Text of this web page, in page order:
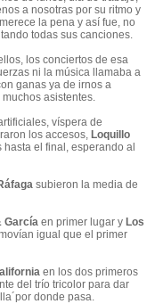
a nosotras por su ritmo y
la pena y así fue, no
todas sus canciones.
los conciertos de esa
ni la música llamaba a
ganas ya de irnos a
asistentes.
víspera de
los accesos, Loquillo
el final, esperando al
subieron la media de
García en primer lugar y Los
igual que el primer
en los dos primeros
del trío tricolor para dar
donde pasa.